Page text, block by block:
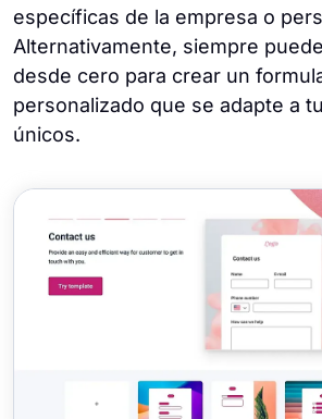
específicas de la empresa o
Alternativamente, siempre
desde cero para crear un
personalizado que se adapte a
únicos.